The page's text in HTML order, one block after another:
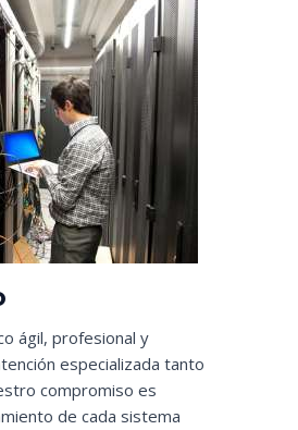
ágil, profesional y
especializada tanto
compromiso es
de cada sistema